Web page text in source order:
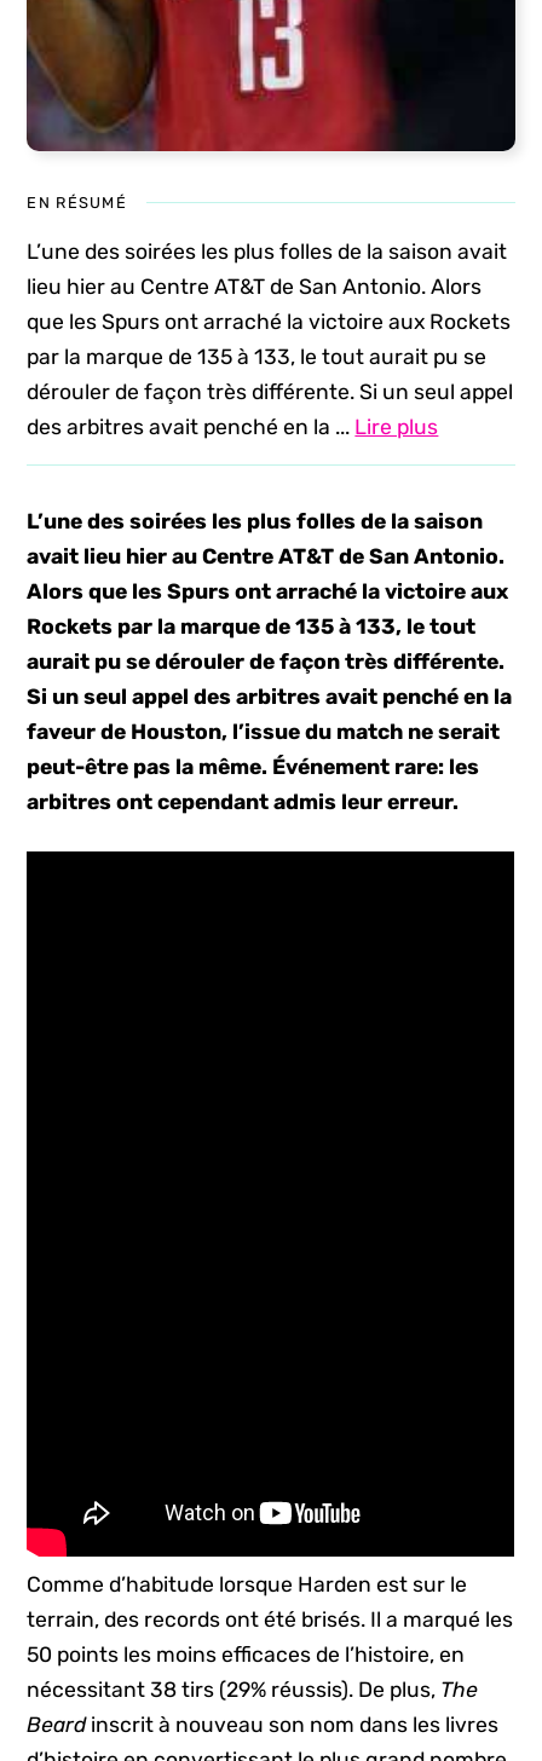
EN RÉSUMÉ
L’une des soirées les plus folles de la saison avait
lieu hier au Centre AT&T de San Antonio. Alors
que les Spurs ont arraché la victoire aux Rockets
par la marque de 135 à 133, le tout aurait pu se
dérouler de façon très différente. Si un seul appel
des arbitres avait penché en la ... Lire plus
L’une des soirées les plus folles de la saison
avait lieu hier au Centre AT&T de San Antonio.
Alors que les Spurs ont arraché la victoire aux
Rockets par la marque de 135 à 133, le tout
aurait pu se dérouler de façon très différente.
Si un seul appel des arbitres avait penché en la
faveur de Houston, l’issue du match ne serait
peut-être pas la même. Événement rare: les
arbitres ont cependant admis leur erreur.
Comme d’habitude lorsque Harden est sur le
terrain, des records ont été brisés. Il a marqué les
50 points les moins efficaces de l’histoire, en
nécessitant 38 tirs (29% réussis). De plus, The
Beardinscrit à nouveau son nom dans les livres